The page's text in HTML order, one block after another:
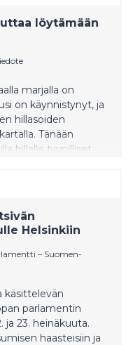
löytämään
marjalla on
on käynnistynyt, ja
hillasoiden
Tänään
hillalle tyypilliset
yhdistettynä
tekee
jolla on
ilmaiset marja- ja
puolukan,
ja
Helsinkiin
– Suomen-
käsittelevän
parlamentin
ja 23. heinäkuuta.
haasteisiin ja